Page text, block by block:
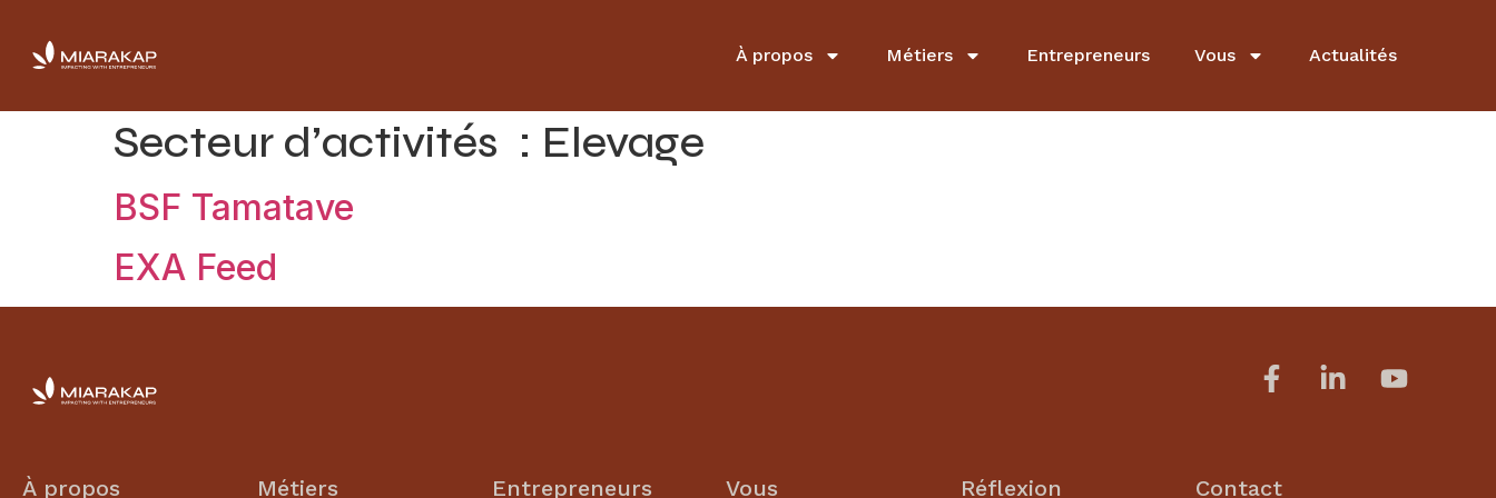
À propos Métiers Entrepreneurs Vous Actualités
Secteur d’activités : Elevage
BSF Tamatave
EXA Feed
À propos Métiers Entrepreneurs Vous Réflexion Contact